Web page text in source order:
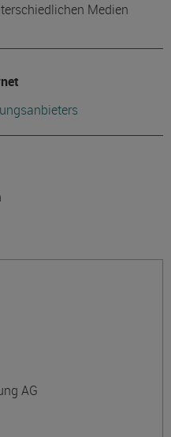
Medien
AG